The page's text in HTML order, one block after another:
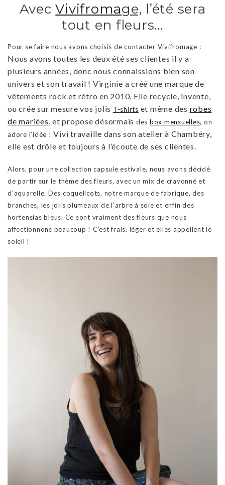
AvecVivifromage, l’été sera
tout en fleurs…
Pour se faire nous avons choisis de contacter Vivifromage :
Nous avons toutes les deux été ses clientes il y a
plusieurs années, donc nous connaissions bien son
univers et son travail ! Virginie a créé une marque de
vêtements rock et rétro en 2010. Elle recycle, invente,
ou crée sur mesure vos jolis T-shirts et même des robes
de mariées, et propose désormais des box mensuelles, on
adore l’idée ! Vivi travaille dans son atelier à Chambéry,
elle est drôle et toujours à l’écoute de ses clientes.
Alors, pour une collection capsule estivale, nous avons décidé
de partir sur le thème des fleurs, avec un mix de crayonné et
d’aquarelle. Des coquelicots, notre marque de fabrique, des
branches, les jolis plumeaux de l’arbre à soie et enfin des
hortensias bleus. Ce sont vraiment des fleurs que nous
affectionnons beaucoup ! C’est frais, léger et elles appellent le
soleil !